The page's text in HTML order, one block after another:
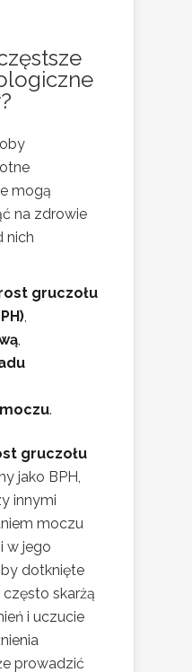
mogą
na zdrowie
nich
gruczołu
,
,
.
gruczołu
jako BPH,
innymi
moczu
w jego
dotknięte
skarżą
i uczucie
prowadzić